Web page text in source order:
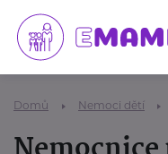
Domů Nemoci dětí